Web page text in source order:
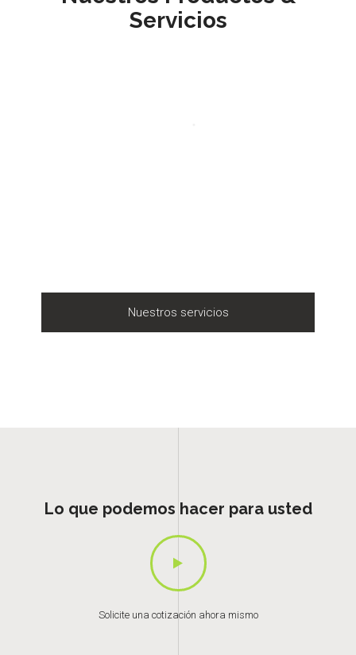
Servicios
Nuestros servicios
Lo que podemos hacer para usted
Solicite una cotización ahora mismo